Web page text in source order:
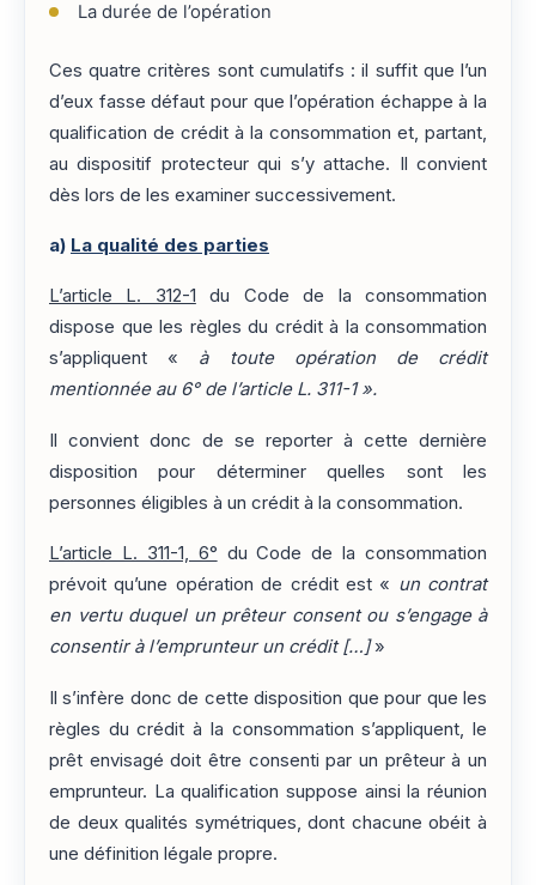
La durée de l’opération
Ces quatre critères sont cumulatifs : il suffit que l’un
d’eux fasse défaut pour que l’opération échappe à la
qualification de crédit à la consommation et, partant,
au dispositif protecteur qui s’y attache. Il convient
dès lors de les examiner successivement.
a) La qualité des parties
L’article L. 312-1
du Code de la consommation
dispose que les règles du crédit à la consommation
s’appliquent « à toute opération de crédit
mentionnée au 6° de l’article L. 311-1 ».
Il convient donc de se reporter à cette dernière
disposition pour déterminer quelles sont les
personnes éligibles à un crédit à la consommation.
L’article L. 311-1, 6° du Code de la consommation
prévoit qu’une opération de crédit est « un contrat
en vertu duquel un prêteur consent ou s’engage à
consentir à l’emprunteur un crédit […]»
Il s’infère donc de cette disposition que pour que les
règles du crédit à la consommation s’appliquent, le
prêt envisagé doit être consenti par un prêteur à un
emprunteur. La qualification suppose ainsi la réunion
de deux qualités symétriques, dont chacune obéit à
une définition légale propre.